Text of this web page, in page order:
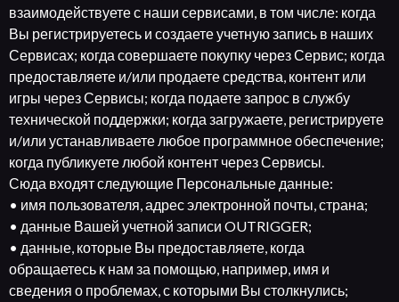
взаимодействуете с наши сервисами, в том числе: когда
Вы регистрируетесь и создаете учетную запись в наших
Сервисах; когда совершаете покупку через Сервис; когда
предоставляете и/или продаете средства, контент или
игры через Сервисы; когда подаете запрос в службу
технической поддержки; когда загружаете, регистрируете
и/или устанавливаете любое программное обеспечение;
когда публикуете любой контент через Сервисы.
Сюда входят следующие Персональные данные:
• имя пользователя, адрес электронной почты, страна;
• данные Вашей учетной записи OUTRIGGER;
• данные, которые Вы предоставляете, когда
обращаетесь к нам за помощью, например, имя и
сведения о проблемах, с которыми Вы столкнулись;